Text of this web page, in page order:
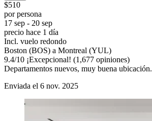
$510
por persona
17 sep - 20 sep
precio hace 1 día
Incl. vuelo redondo
Boston (BOS) a Montreal (YUL)
9.4/10 ¡Excepcional! (1,677 opiniones)
Departamentos nuevos, muy buena ubicación.
Enviada el 6 nov. 2025